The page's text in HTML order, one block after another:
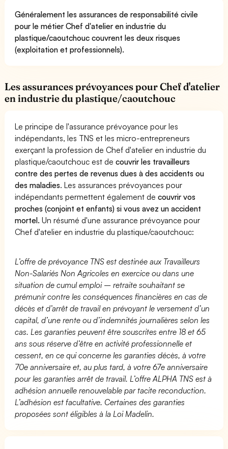
Généralement les assurances de responsabilité civile
pour le métier Chef d'atelier en industrie du
plastique/caoutchouc couvrent les deux risques
(exploitation et professionnels).
Les assurances prévoyances pour Chef d'atelier
en industrie du plastique/caoutchouc
Le principe de l'assurance prévoyance pour les
indépendants, les TNS et les micro-entrepreneurs
exerçant la profession de Chef d'atelier en industrie du
plastique/caoutchouc est decouvrir les travailleurs
contre des pertes de revenus dues à des accidents ou
des maladies. Les assurances prévoyances pour
indépendants permettent également decouvrir vos
proches (conjoint et enfants) si vous avez un accident
mortel. Un résumé d'une assurance prévoyance pour
Chef d'atelier en industrie du plastique/caoutchouc:
L’offre de prévoyance TNS est destinée aux Travailleurs
Non-Salariés Non Agricoles en exercice ou dans une
situation de cumul emploi – retraite souhaitant se
prémunir contre les conséquences financières en cas de
décès et d’arrêt de travail en prévoyant le versement d’un
capital, d’une rente ou d’indemnités journalières selon les
cas. Les garanties peuvent être souscrites entre 18 et 65
ans sous réserve d’être en activité professionnelle et
cessent, en ce qui concerne les garanties décès, à votre
70e anniversaire et, au plus tard, à votre 67e anniversaire
pour les garanties arrêt de travail. L’offre ALPHA TNS est à
adhésion annuelle renouvelable par tacite reconduction.
L’adhésion est facultative. Certaines des garanties
proposées sont éligibles à la Loi Madelin.